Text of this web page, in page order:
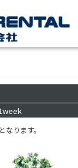
なります。